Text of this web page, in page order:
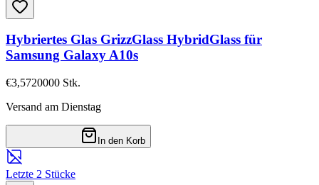
Hybriertes Glas GrizzGlass HybridGlass für
Samsung Galaxy A10s
€3,5720000 Stk.
Versand am Dienstag
In den Korb
Letzte 2 Stücke